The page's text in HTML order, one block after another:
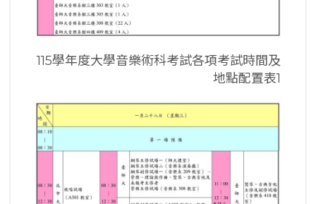
115學年度大學音樂術科考試各項考試時間及
地點配置表1